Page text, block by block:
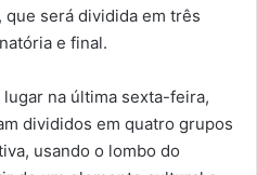
será dividida em três
e final.
na última sexta-feira,
divididos em quatro grupos
usando o lombo do